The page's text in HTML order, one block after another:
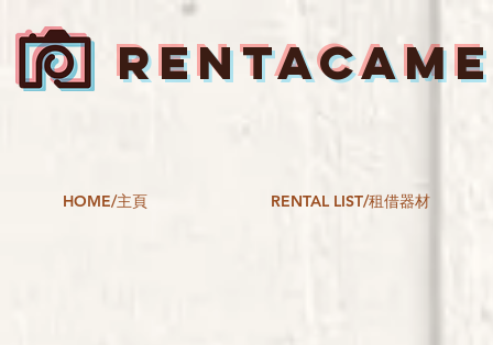
HOME/主頁 RENTAL LIST/租借器材